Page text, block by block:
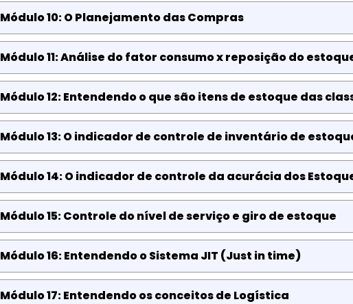
Módulo 10: O Planejamento das Compras
Módulo 11: Análise do fator consumo x reposição do
Módulo 12: Entendendo o que são itens de estoque das
Módulo 13: O indicador de controle de inventário de
Módulo 14: O indicador de controle da acurácia dos
Módulo 15: Controle do nível de serviço e giro de estoque
Módulo 16: Entendendo o Sistema JIT (Just in time)
Módulo 17: Entendendo os conceitos de Logística